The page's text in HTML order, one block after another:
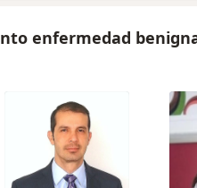
enfermedad